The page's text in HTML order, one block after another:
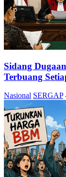
Sidang
Terbuang
Nasional SERGAP